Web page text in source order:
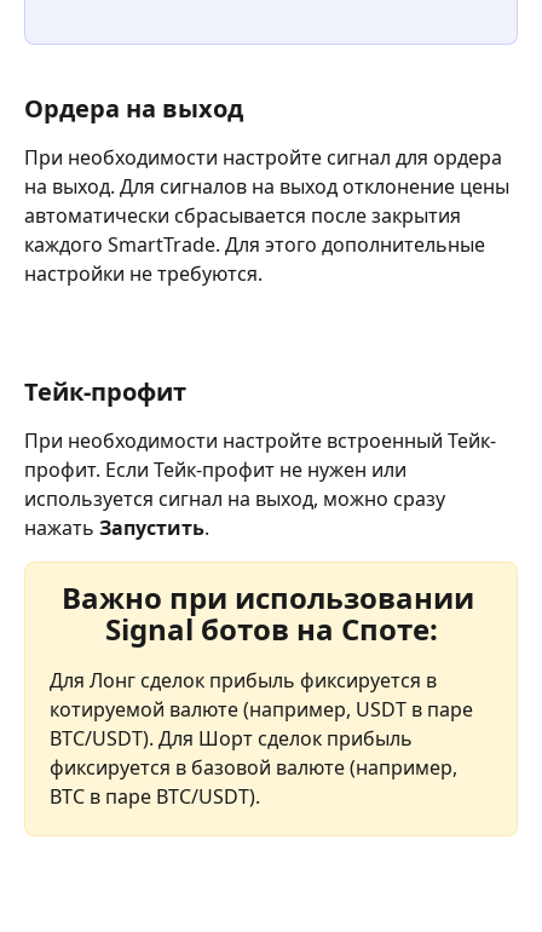
Ордера на выход
При необходимости настройте сигнал для ордера
на выход. Для сигналов на выход отклонение цены
автоматически сбрасывается после закрытия
каждого SmartTrade. Для этого дополнительные
настройки не требуются.
Тейк-профит
При необходимости настройте встроенный Тейк-
профит. Если Тейк-профит не нужен или
используется сигнал на выход, можно сразу
нажать Запустить.
Важно при использовании
Signal ботов на Споте:
Для Лонг сделок прибыль фиксируется в
котируемой валюте (например, USDT в паре
BTC/USDT). Для Шорт сделок прибыль
фиксируется в базовой валюте (например,
BTC в паре BTC/USDT).